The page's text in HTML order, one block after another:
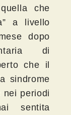
che
a livello
dopo
di
che il
sindrome
nei periodi
sentita